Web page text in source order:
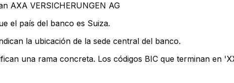
AXA VERSICHERUNGEN AG
el país del banco es Suiza.
la ubicación de la sede central del banco.
una rama concreta. Los códigos BIC que terminan en